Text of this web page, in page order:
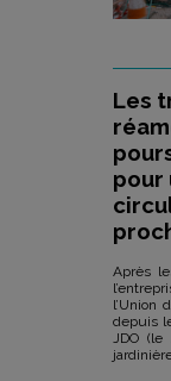
Les
pour
Après
l’Union
depuis
JDO (le